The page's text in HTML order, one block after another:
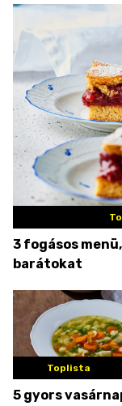
3 fogásos
barátokat
Toplista
5 gyors